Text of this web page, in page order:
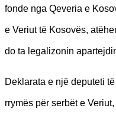
fonde nga Qeveria e
e Veriut të Kosovës,
do ta legalizonin
Deklarata e një deputeti
rrymës për serbët e